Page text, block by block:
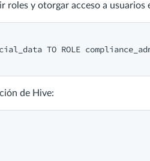
roles y otorgar acceso a usuarios
TO ROLE
de Hive: